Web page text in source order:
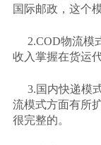
国际邮政，这个
2.COD物流模
收入掌握在货运
3.国内快递模
流模式方面有所
很完整的。